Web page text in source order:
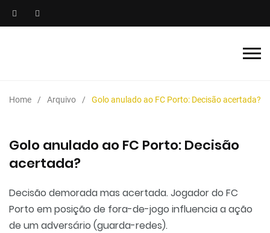
Home Arquivo Golo anulado ao FC Porto: Decisão acertada?
Golo anulado ao FC Porto: Decisão
acertada?
Decisão demorada mas acertada. Jogador do FC
Porto em posição de fora-de-jogo influencia a ação
de um adversário (guarda-redes).